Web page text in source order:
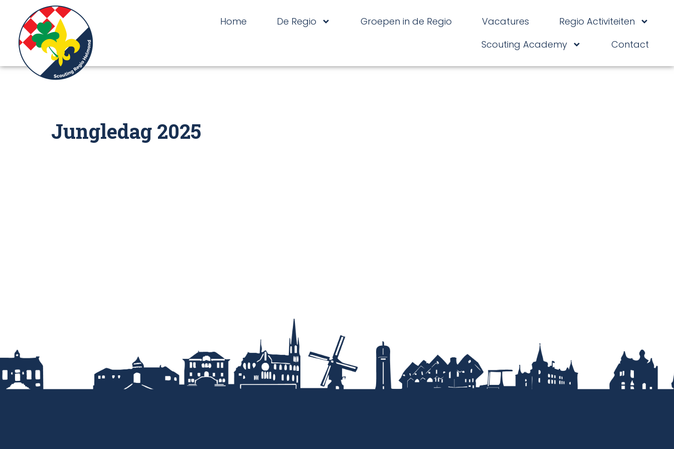
inhoud
Home De Regio Groepen in de Regio Vacatures
Regio Activiteiten
Scouting Academy
Contact
Jungledag 2025